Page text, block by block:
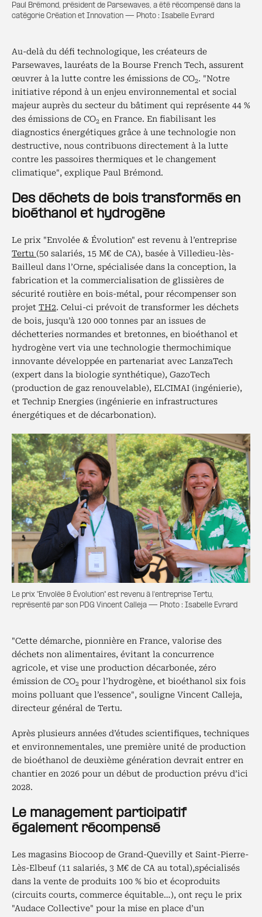
Paul Brémond, président de Parsewaves, a été récompensé dans la
catégorie Création et Innovation — Photo : Isabelle Evrard
Au-delà du défi technologique, les créateurs de
Parsewaves, lauréats de la Bourse French Tech, assurent
œuvrer à la lutte contre les émissions de CO2. "Notre
initiative répond à un enjeu environnemental et social
majeur auprès du secteur du bâtiment qui représente 44 %
des émissions de CO2 en France. En fiabilisant les
diagnostics énergétiques grâce à une technologie non
destructive, nous contribuons directement à la lutte
contre les passoires thermiques et le changement
climatique", explique Paul Brémond.
Des déchets de bois transformés en
bioéthanol et hydrogène
Le prix "Envolée & Évolution" est revenu à l’entreprise
Tertu (50 salariés, 15 M€ de CA), basée à Villedieu-lès-
Bailleul dans l’Orne, spécialisée dans la conception, la
fabrication et la commercialisation de glissières de
sécurité routière en bois-métal, pour récompenser son
projet TH2. Celui-ci prévoit de transformer les déchets
de bois, jusqu’à 120 000 tonnes par an issues de
déchetteries normandes et bretonnes, en bioéthanol et
hydrogène vert via une technologie thermochimique
innovante développée en partenariat avec LanzaTech
(expert dans la biologie synthétique), GazoTech
(production de gaz renouvelable), ELCIMAI (ingénierie),
et Technip Energies (ingénierie en infrastructures
énergétiques et de décarbonation).
Le prix "Envolée & Évolution" est revenu à l'entreprise Tertu,
représenté par son PDG Vincent Calleja — Photo : Isabelle Evrard
"Cette démarche, pionnière en France, valorise des
déchets non alimentaires, évitant la concurrence
agricole, et vise une production décarbonée, zéro
émission de CO2 pour l’hydrogène, et bioéthanol six fois
moins polluant que l’essence", souligne Vincent Calleja,
directeur général de Tertu.
Après plusieurs années d’études scientifiques, techniques
et environnementales, une première unité de production
de bioéthanol de deuxième génération devrait entrer en
chantier en 2026 pour un début de production prévu d’ici
2028.
Le management participatif
également récompensé
Les magasins Biocoop de Grand-Quevilly et Saint-Pierre-
Lès-Elbeuf (11 salariés, 3 M€ de CA au total),spécialisés
dans la vente de produits 100 % bio et écoproduits
(circuits courts, commerce équitable…), ont reçu le prix
"Audace Collective" pour la mise en place d’un